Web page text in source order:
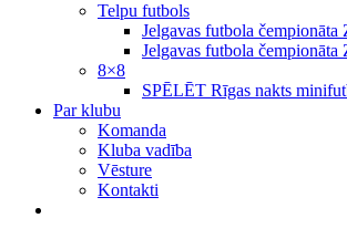
Telpu futbols
Jelgavas futbola čempionāta
Jelgavas futbola čempionāta
8×8
SPĒLĒT Rīgas nakts
Par klubu
Komanda
Kluba vadība
Vēsture
Kontakti